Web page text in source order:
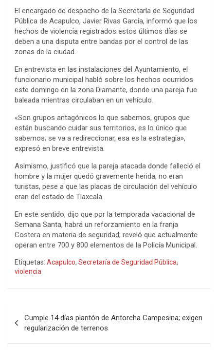
El encargado de despacho de la Secretaría de Seguridad
Pública de Acapulco, Javier Rivas García, informó que los
hechos de violencia registrados estos últimos días se
deben a una disputa entre bandas por el control de las
zonas de la ciudad.
En entrevista en las instalaciones del Ayuntamiento, el
funcionario municipal habló sobre los hechos ocurridos
este domingo en la zona Diamante, donde una pareja fue
baleada mientras circulaban en un vehículo.
«Son grupos antagónicos lo que sabemos, grupos que
están buscando cuidar sus territorios, es lo único que
sabemos; se va a redireccionar, esa es la estrategia»,
expresó en breve entrevista.
Asimismo, justificó que la pareja atacada donde falleció el
hombre y la mujer quedó gravemente herida, no eran
turistas, pese a que las placas de circulación del vehículo
eran del estado de Tlaxcala.
En este sentido, dijo que por la temporada vacacional de
Semana Santa, habrá un reforzamiento en la franja
Costera en materia de seguridad; reveló que actualmente
operan entre 700 y 800 elementos de la Policía Municipal.
Etiquetas: Acapulco, Secretaría de Seguridad Pública,
violencia
de
entradas
Cumple 14 días plantón de Antorcha Campesina; exigen
regularización de terrenos